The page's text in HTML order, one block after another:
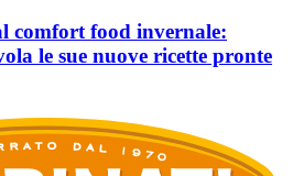
comfort food invernale:
le sue nuove ricette pronte